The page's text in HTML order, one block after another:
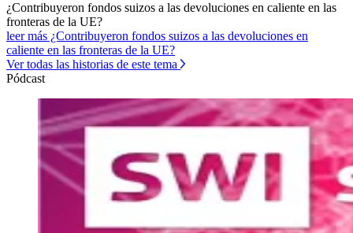
¿Contribuyeron fondos suizos a las devoluciones en caliente en las
fronteras de la UE?
leer más ¿Contribuyeron fondos suizos a las devoluciones en
caliente en las fronteras de la UE?
Ver todas las historias de este tema
Pódcast